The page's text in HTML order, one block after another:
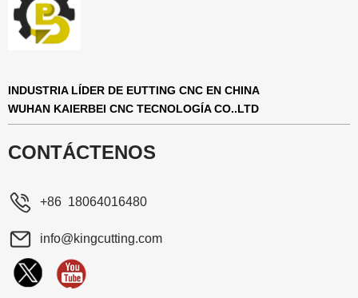
INDUSTRIA LÍDER DE EUTTING CNC EN CHINA
WUHAN KAIERBEI CNC TECNOLOGÍA CO..LTD
CONTÁCTENOS
+86 18064016480
info@kingcutting.com